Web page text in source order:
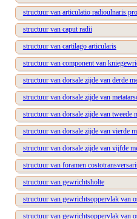
structuur van articulatio radioulnaris
structuur van caput radii
structuur van cartilago articularis
structuur van component van
structuur van dorsale zijde van derde
structuur van dorsale zijde van
structuur van dorsale zijde van tweede
structuur van dorsale zijde van vierde
structuur van dorsale zijde van vijfde
structuur van foramen
structuur van gewrichtsholte
structuur van gewrichtsoppervlak van
structuur van gewrichtsoppervlak van